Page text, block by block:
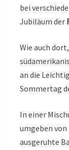
bei
Jubiläum der
Wie auch
an die
Sommertag
In einer
umgeben von
ausgeruhte